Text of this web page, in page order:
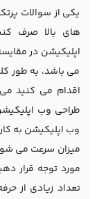
یکی از سوالات
های بالا صرف
اپلیکیشن در
می باشد، به طور
اقدام می کنید می
طراحی وب
وب اپلیکیشن به کار
میزان سرعت می
مورد توجه قرار
تعداد زیادی از